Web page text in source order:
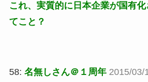
これ、実質的に日本企業が国有
てこと？
58: 名無しさん＠１周年 2015/03/